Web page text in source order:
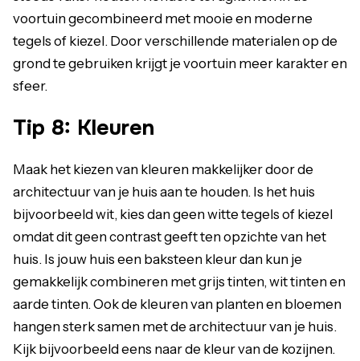
voortuin gecombineerd met mooie en moderne
tegels of kiezel. Door verschillende materialen op de
grond te gebruiken krijgt je voortuin meer karakter en
sfeer.
Tip 8: Kleuren
Maak het kiezen van kleuren makkelijker door de
architectuur van je huis aan te houden. Is het huis
bijvoorbeeld wit, kies dan geen witte tegels of kiezel
omdat dit geen contrast geeft ten opzichte van het
huis. Is jouw huis een baksteen kleur dan kun je
gemakkelijk combineren met grijs tinten, wit tinten en
aarde tinten. Ook de kleuren van planten en bloemen
hangen sterk samen met de architectuur van je huis.
Kijk bijvoorbeeld eens naar de kleur van de kozijnen.